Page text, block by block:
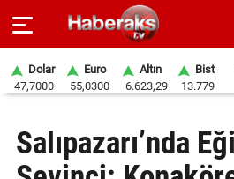
SPOR
Dolar
47,7000
Euro
55,0300
Altın
6.623,29
Bist
13.779
Salıpazarı’nda